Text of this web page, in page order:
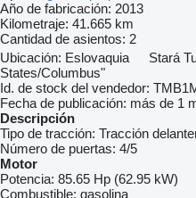
Año de fabricación: 2013
Kilometraje: 41.665 km
Cantidad de asientos: 2
Ubicación: Eslovaquia Stará
States/Columbus"
Id. de stock del vendedor:
Fecha de publicación: más de 1
Descripción
Tipo de tracción: Tracción
Número de puertas: 4/5
Motor
Potencia: 85.65 Hp (62.95 kW)
Combustible: gasolina